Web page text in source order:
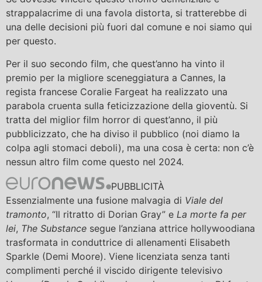
strappalacrime di una favola distorta, si tratterebbe di
una delle decisioni più fuori dal comune e noi siamo qui
per questo.
Per il suo secondo film, che quest’anno ha vinto il
premio per la migliore sceneggiatura a Cannes, la
regista francese Coralie Fargeat ha realizzato una
parabola cruenta sulla feticizzazione della gioventù. Si
tratta del miglior film horror di quest’anno, il più
pubblicizzato, che ha diviso il pubblico (noi diamo la
colpa agli stomaci deboli), ma una cosa è certa: non c’è
nessun altro film come questo nel 2024.
PUBBLICITÀ
Essenzialmente una fusione malvagia di Viale del
tramonto, “Il ritratto di Dorian Gray” e La morte fa per
lei, The Substance segue l’anziana attrice hollywoodiana
trasformata in conduttrice di allenamenti Elisabeth
Sparkle (Demi Moore). Viene licenziata senza tanti
complimenti perché il viscido dirigente televisivo